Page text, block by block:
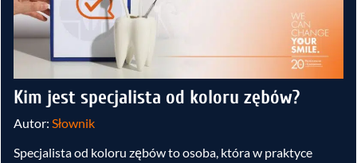
Kim jest specjalista od koloru zębów?
Autor: Słownik
Specjalista od koloru zębów to osoba, która w praktyce